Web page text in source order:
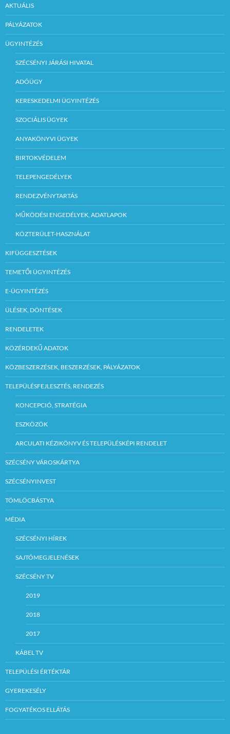
AKTUÁLIS
PÁLYÁZATOK
ÜGYINTÉZÉS
SZÉCSÉNYI JÁRÁSI HIVATAL
ADÓÜGY
KERESKEDELMI ÜGYINTÉZÉS
SZOCIÁLIS ÜGYEK
ANYAKÖNYVI ÜGYEK
BIRTOKVÉDELEM
TELEPENGEDÉLYEK
RENDEZVÉNYTARTÁS
MŰKÖDÉSI ENGEDÉLYEK, ADATLAPOK
KÖZTERÜLET-HASZNÁLAT
KIFÜGGESZTÉSEK
TEMETŐI ÜGYINTÉZÉS
E-ÜGYINTÉZÉS
ÜLÉSEK, DÖNTÉSEK
RENDELETEK
KÖZÉRDEKŰ ADATOK
KÖZBESZERZÉSEK, BESZERZÉSEK, PÁLYÁZATOK
TELEPÜLÉSFEJLESZTÉS, RENDEZÉS
KONCEPCIÓ, STRATÉGIA
ESZKÖZÖK
ARCULATI KÉZIKÖNYV ÉS TELEPÜLÉSKÉPI RENDELET
SZÉCSÉNY VÁROSKÁRTYA
SZÉCSÉNYINVEST
TÖMLÖCBÁSTYA
MÉDIA
SZÉCSÉNYI HÍREK
SAJTÓMEGJELENÉSEK
SZÉCSÉNY TV
2019
2018
2017
KÁBEL TV
TELEPÜLÉSI ÉRTÉKTÁR
GYEREKESÉLY
FOGYATÉKOS ELLÁTÁS